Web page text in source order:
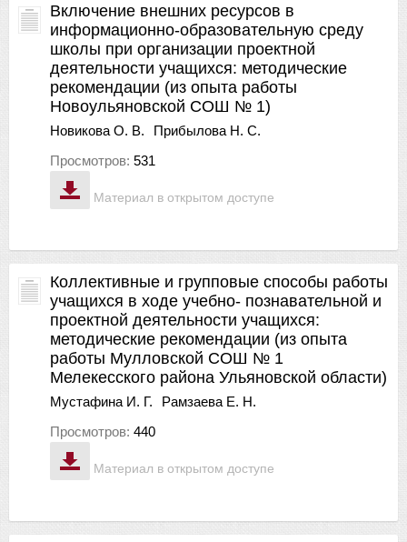
Материал в открытом доступе
Включение внешних ресурсов в
информационно-образовательную среду
школы при организации проектной
деятельности учащихся: методические
рекомендации (из опыта работы
Новоульяновской СОШ № 1)
Новикова О. В.
Прибылова Н. С.
Просмотров: 531
Материал в открытом доступе
Коллективные и групповые способы работы
учащихся в ходе учебно- познавательной и
проектной деятельности учащихся:
методические рекомендации (из опыта
работы Мулловской СОШ № 1
Мелекесского района Ульяновской области)
Мустафина И. Г.
Рамзаева Е. Н.
Просмотров: 440